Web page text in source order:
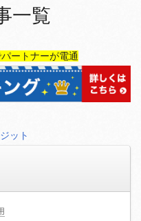
一覧
ートナーが電通
ット